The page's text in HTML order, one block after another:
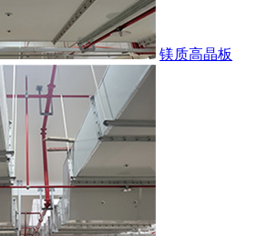
镁质高晶板